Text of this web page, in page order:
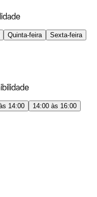
Quinta-feira
Sexta-feira
14:00
14:00 às 16:00